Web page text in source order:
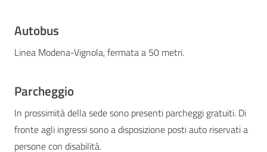
Autobus
Linea Modena-Vignola, fermata a 50 metri.
Parcheggio
In prossimità della sede sono presenti parcheggi gratuiti. Di
fronte agli ingressi sono a disposizione posti auto riservati a
persone con disabilità.